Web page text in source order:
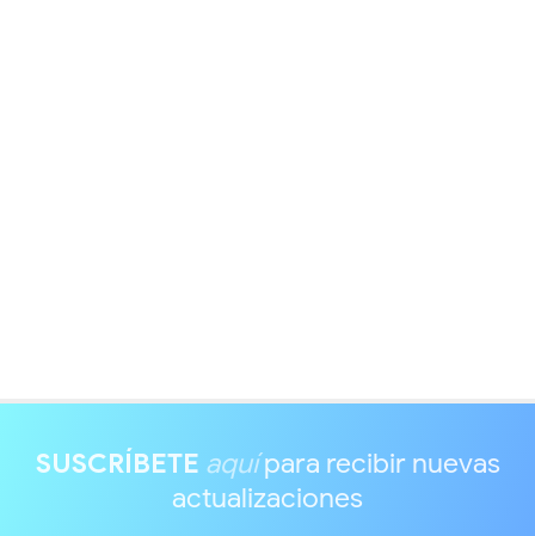
SUSCRÍBETE aquípara recibir nuevas
actualizaciones